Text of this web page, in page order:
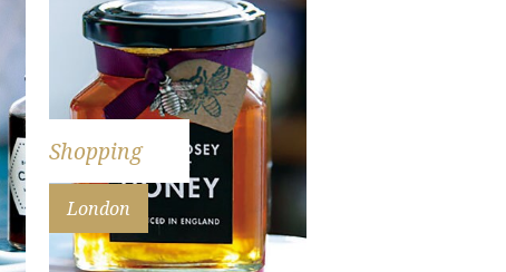
Shopping
London